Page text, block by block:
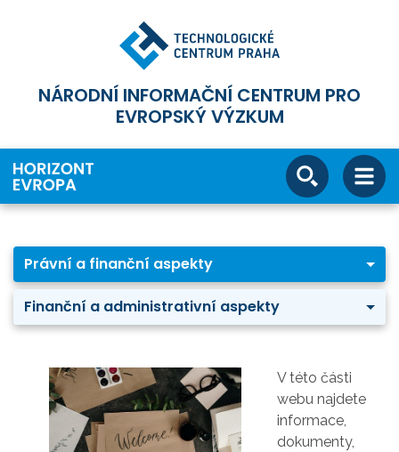
NÁRODNÍ INFORMAČNÍ CENTRUM PRO
EVROPSKÝ VÝZKUM
Právní a finanční aspekty
Finanční a administrativní aspekty
V této části
webu najdete
informace,
dokumenty,